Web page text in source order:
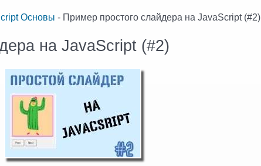
Основы - Пример простого слайдера на JavaScript (#2)
на JavaScript (#2)